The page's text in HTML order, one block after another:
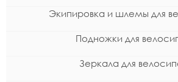
Экипировка и шлемы для
Подножки для
Зеркала для